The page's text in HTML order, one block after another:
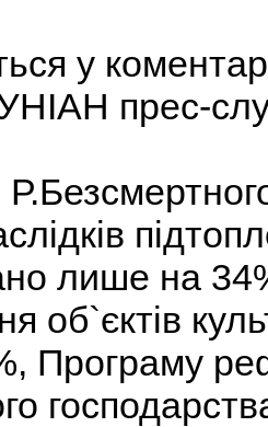
у
прес-
лише на
об`єктів
Програму